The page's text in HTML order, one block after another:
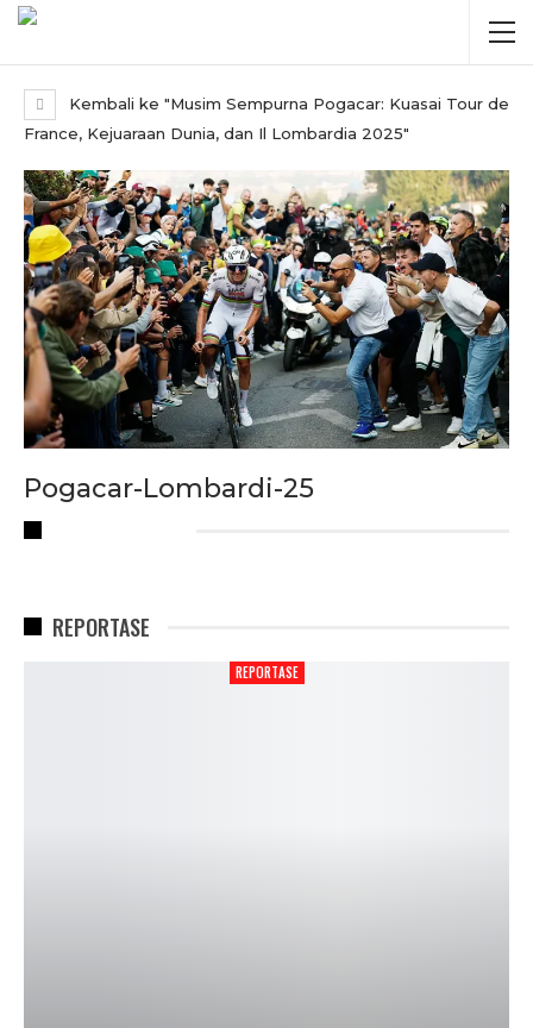
Kembali ke "Musim Sempurna Pogacar: Kuasai Tour de
France, Kejuaraan Dunia, dan Il Lombardia 2025"
Pogacar-Lombardi-25
REPORTASE
REPORTASE